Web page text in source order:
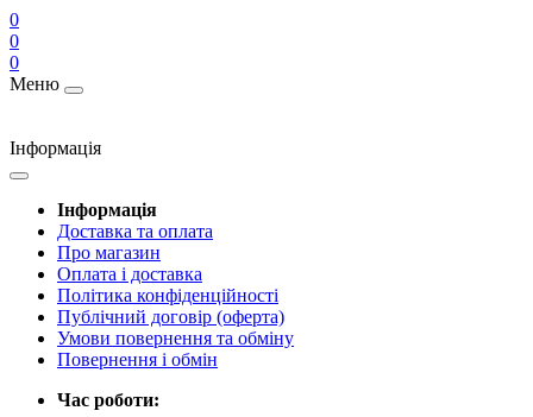
0
0
0
Меню
Інформація
Інформація
Доставка та оплата
Про магазин
Оплата і доставка
Політика конфіденційності
Публічний договір (оферта)
Умови повернення та обміну
Повернення і обмін
Час роботи: